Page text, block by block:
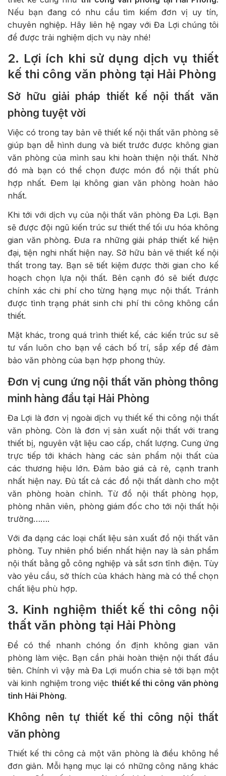
Nếu bạn đang có nhu cầu tìm kiếm đơn vị uy tín,
chuyên nghiệp. Hãy liên hệ ngay với Đa Lợi chúng tôi
để được trải nghiệm dịch vụ này nhé!
2. Lợi ích khi sử dụng dịch vụ thiết
kế thi công văn phòng tại Hải Phòng
Sở hữu giải pháp thiết kế nội thất văn
phòng tuyệt vời
Việc có trong tay bản vẽ thiết kế nội thất văn phòng sẽ
giúp bạn dễ hình dung và biết trước được không gian
văn phòng của mình sau khi hoàn thiện nội thất. Nhờ
đó mà bạn có thể chọn được món đồ nội thất phù
hợp nhất. Đem lại không gian văn phòng hoàn hảo
nhất.
Khi tới với dịch vụ của nội thất văn phòng Đa Lợi. Bạn
sẽ được đội ngũ kiến trúc sư thiết thế tối ưu hóa không
gian văn phòng. Đưa ra những giải pháp thiết kế hiện
đại, tiện nghi nhất hiện nay. Sở hữu bản vẽ thiết kế nội
thất trong tay. Bạn sẽ tiết kiệm được thời gian cho kế
hoạch chọn lựa nội thất. Bên cạnh đó sẽ biết được
chính xác chi phí cho từng hạng mục nội thất. Tránh
được tình trạng phát sinh chi phí thi công không cần
thiết.
Mặt khác, trong quá trình thiết kế, các kiến trúc sư sẽ
tư vấn luôn cho bạn về cách bố trí, sắp xếp để đảm
bảo văn phòng của bạn hợp phong thủy.
Đơn vị cung ứng nội thất văn phòng thông
minh hàng đầu tại Hải Phòng
Đa Lợi là đơn vị ngoài dịch vụ thiết kế thi công nội thất
văn phòng. Còn là đơn vị sản xuất nội thất với trang
thiết bị, nguyên vật liệu cao cấp, chất lượng. Cung ứng
trực tiếp tới khách hàng các sản phẩm nội thất của
các thương hiệu lớn. Đảm bảo giá cả rẻ, cạnh tranh
nhất hiện nay. Đủ tất cả các đồ nội thất dành cho một
văn phòng hoàn chỉnh. Từ đồ nội thất phòng họp,
phòng nhân viên, phòng giám đốc cho tới nội thất hội
trường…….
Với đa dạng các loại chất liệu sản xuất đồ nội thất văn
phòng. Tuy nhiên phổ biến nhất hiện nay là sản phẩm
nội thất bằng gỗ công nghiệp và sắt sơn tĩnh điện. Tùy
vào yêu cầu, sở thích của khách hàng mà có thể chọn
chất liệu phù hợp.
3. Kinh nghiệm thiết kế thi công nội
thất văn phòng tại Hải Phòng
Để có thể nhanh chóng ổn định không gian văn
phòng làm việc. Bạn cần phải hoàn thiện nội thất đầu
tiên. Chính vì vậy mà Đa Lợi muốn chia sẻ tới bạn một
vài kinh nghiệm trong việc thiết kế thi công văn phòng
tỉnh Hải Phòng.
Không nên tự thiết kế thi công nội thất
văn phòng
Thiết kế thi công cả một văn phòng là điều không hề
đơn giản. Mỗi hạng mục lại có những công năng khác